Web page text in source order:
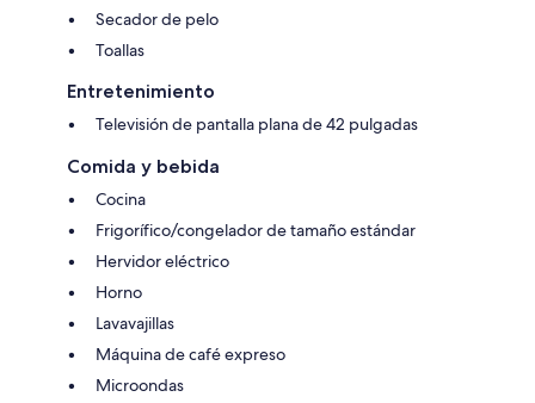
Secador de pelo
Toallas
Entretenimiento
Televisión de pantalla plana de 42 pulgadas
Comida y bebida
Cocina
Frigorífico/congelador de tamaño estándar
Hervidor eléctrico
Horno
Lavavajillas
Máquina de café expreso
Microondas